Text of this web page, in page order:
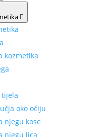
kozmetika
tijela
oko očiju
njegu kose
njegu lica